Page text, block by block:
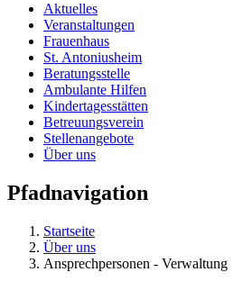
Aktuelles
Veranstaltungen
Frauenhaus
St. Antoniusheim
Beratungsstelle
Ambulante Hilfen
Kindertagesstätten
Betreuungsverein
Stellenangebote
Über uns
Pfadnavigation
Startseite
Über uns
Ansprechpersonen - Verwaltung